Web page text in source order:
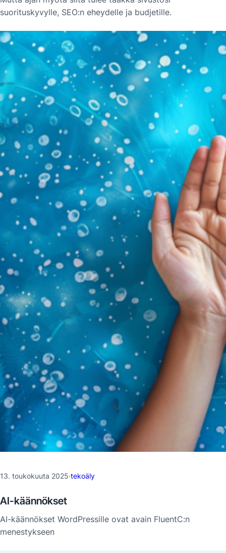
suorituskyvylle, SEO:n eheydelle ja budjetille.
13. toukokuuta 2025·tekoäly
AI-käännökset
AI-käännökset WordPressille ovat avain FluentC:n
menestykseen